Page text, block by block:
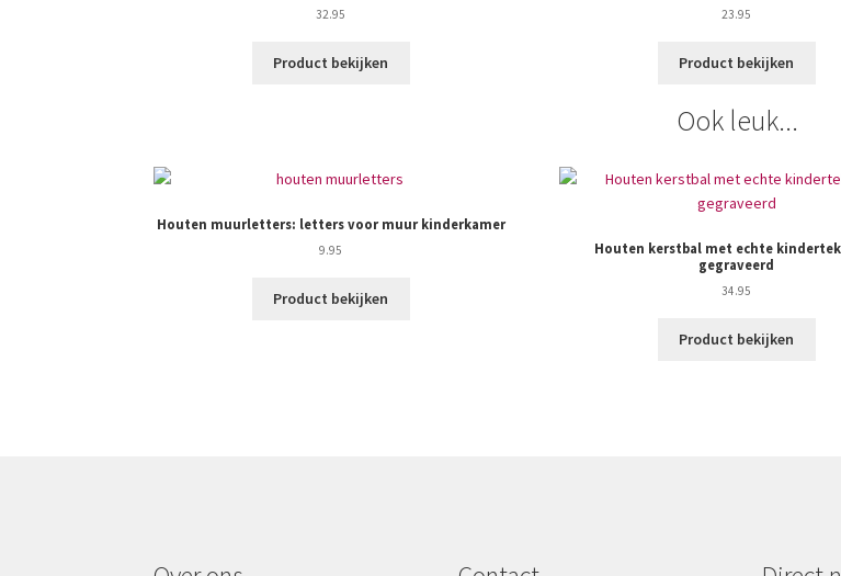
32.95
Product bekijken
23.95
Product bekijken
Ook leuk...
Houten muurletters: letters voor muur kinderkamer
9.95
Product bekijken
Houten kerstbal met echte
gegraveerd
34.95
Product bekijken